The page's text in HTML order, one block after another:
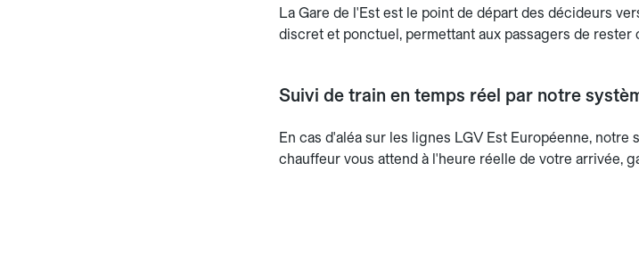
La Gare de l'Est est le point de départ des décideurs
discret et ponctuel, permettant aux passagers de
Suivi de train en temps réel par notre
En cas d'aléa sur les lignes LGV Est Européenne,
chauffeur vous attend à l'heure réelle de votre arrivée,